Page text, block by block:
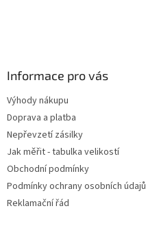
Informace pro vás
Výhody nákupu
Doprava a platba
Nepřevzetí zásilky
Jak měřit - tabulka velikostí
Obchodní podmínky
Podmínky ochrany osobních údajů
Reklamační řád